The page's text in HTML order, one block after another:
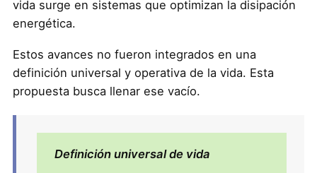
vida surge en sistemas que optimizan la disipación
energética.
Estos avances no fueron integrados en una
definición universal y operativa de la vida. Esta
propuesta busca llenar ese vacío.
Definición universal de vida